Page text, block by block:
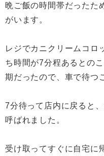
晩ご飯の時間帯だったた
がいます。
レジでカニクリームコロ
ち時間が7分程あるとの
期だったので、車で待つ
7分待って店内に戻ると
呼ばれました。
受け取ってすぐに自宅に